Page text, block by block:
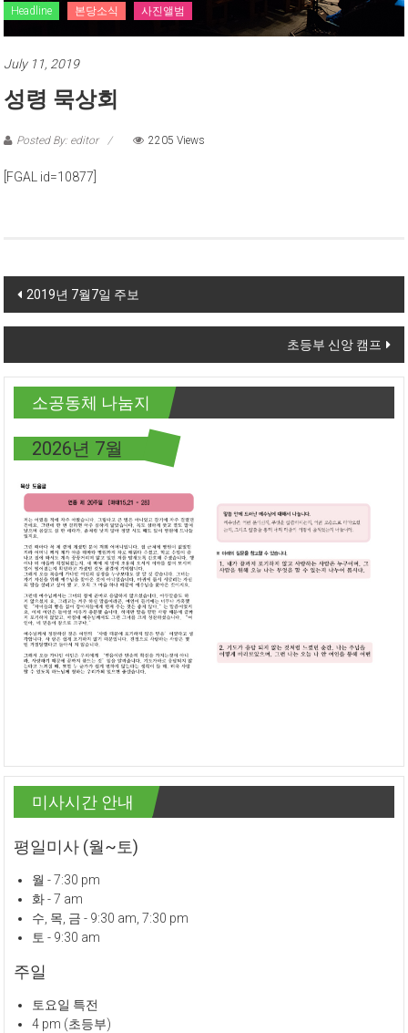
Headline 본당소식 사진앨범
July 11, 2019
성령 묵상회
Posted By: editor 2205 Views
[FGAL id=10877]
Post navigation
2019년 7월7일 주보
초등부 신앙 캠프
소공동체 나눔지
2026년 7월
미사시간 안내
평일미사 (월~토)
월 - 7:30 pm
화 - 7 am
수, 목, 금 - 9:30 am, 7:30 pm
토 - 9:30 am
주일
토요일 특전
4 pm (초등부)